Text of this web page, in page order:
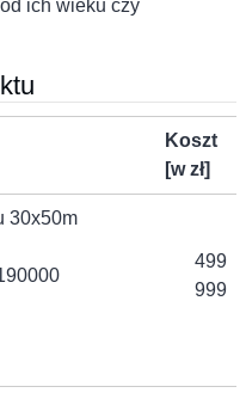
ich wieku czy
Koszt
[w zł]
30x50m
499
999